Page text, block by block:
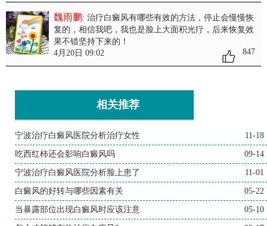
魏雨鹏: 治疗白癜风有哪些有效的方法 ，停止会慢慢恢
复的，相信我吧，我也是脸上大面积光疗，后来恢复效
果不错坚持下来的！
4月20日 09:02
847
相关推荐
宁波治疗白癜风医院分析治疗女性 11-18
吃西红柿还会影响白癜风吗 09-14
宁波治疗白癜风医院分析脸上患了 11-01
白癜风的好转与哪些因素有关 05-22
当暴露部位出现白癜风时应该注意 05-10